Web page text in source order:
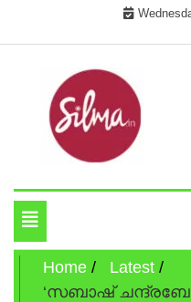
Silma.in
Toggle
navigation
Home
Latest
‘സബാഷ്‌